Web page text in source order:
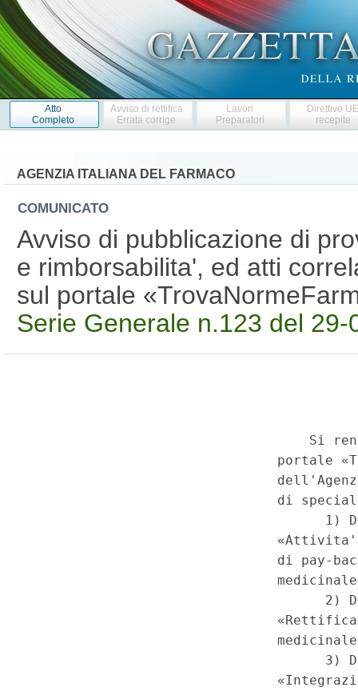
Atto
Completo
Avviso di rettifica
Errata corrige
Lavori
Preparatori
Direttive
recepite
AGENZIA ITALIANA DEL FARMACO
COMUNICATO
Avviso di pubblicazione di
e rimborsabilita', ed atti
sul portale
Serie Generale n.123 del 29-